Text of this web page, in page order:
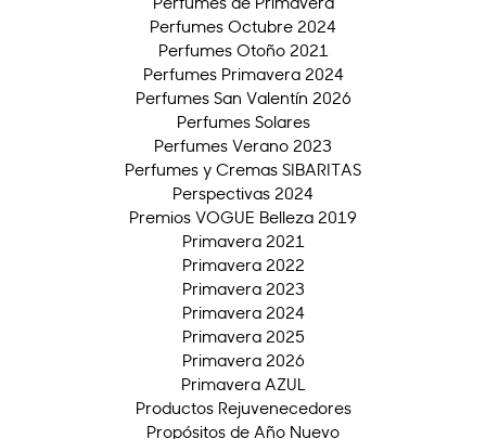
Perfumes Octubre 2024
Perfumes Otoño 2021
Perfumes Primavera 2024
Perfumes San Valentín 2026
Perfumes Solares
Perfumes Verano 2023
Perfumes y Cremas SIBARITAS
Perspectivas 2024
Premios VOGUE Belleza 2019
Primavera 2021
Primavera 2022
Primavera 2023
Primavera 2024
Primavera 2025
Primavera 2026
Primavera AZUL
Productos Rejuvenecedores
Propósitos de Año Nuevo